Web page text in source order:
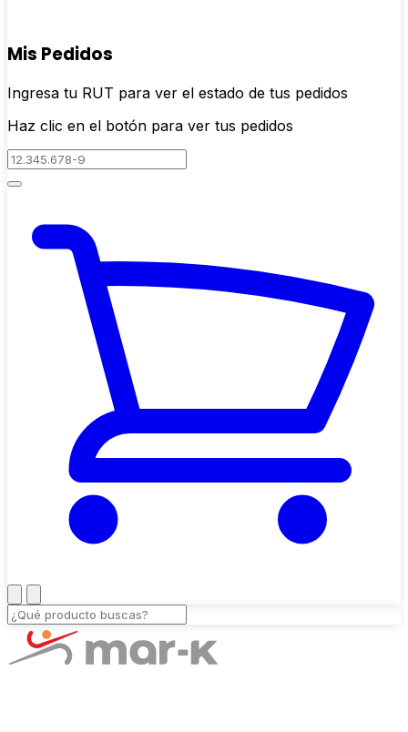
Mis Pedidos
Ingresa tu RUT para ver el estado de tus pedidos
Haz clic en el botón para ver tus pedidos